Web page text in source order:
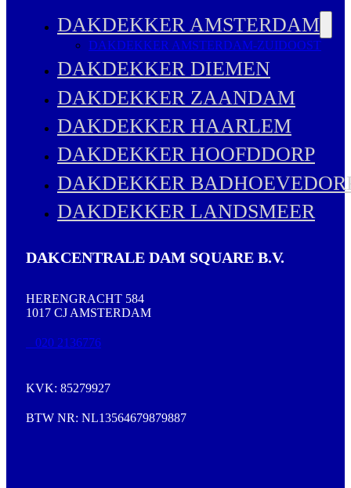
DAKDEKKER AMSTERDAM
DAKDEKKER AMSTERDAM-ZUIDOOST
DAKDEKKER DIEMEN
DAKDEKKER ZAANDAM
DAKDEKKER HAARLEM
DAKDEKKER HOOFDDORP
DAKDEKKER
DAKDEKKER LANDSMEER
DAKCENTRALE DAM SQUARE B.V.
HERENGRACHT 584
1017 CJ AMSTERDAM
020 2136776
KVK: 85279927
BTW NR: NL13564679879887